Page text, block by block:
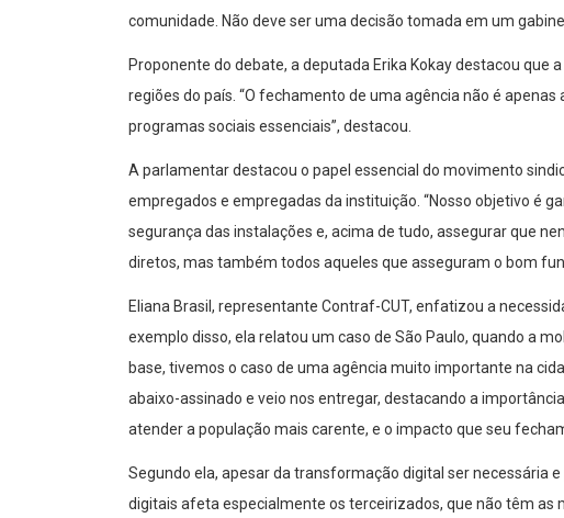
comunidade. Não deve ser uma decisão tomada em um
Proponente do debate, a deputada Erika Kokay destacou que
regiões do país. “O fechamento de uma agência não é
programas sociais essenciais”, destacou.
A parlamentar destacou o papel essencial do movimento
empregados e empregadas da instituição. “Nosso objetivo é
segurança das instalações e, acima de tudo, assegurar que
diretos, mas também todos aqueles que asseguram o bom
Eliana Brasil, representante Contraf-CUT, enfatizou a
exemplo disso, ela relatou um caso de São Paulo, quando a
base, tivemos o caso de uma agência muito importante na
abaixo-assinado e veio nos entregar, destacando a
atender a população mais carente, e o impacto que seu
Segundo ela, apesar da transformação digital ser necessária
digitais afeta especialmente os terceirizados, que não têm as